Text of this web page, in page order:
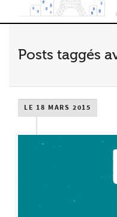
Posts taggés
LE 18 MARS 2015